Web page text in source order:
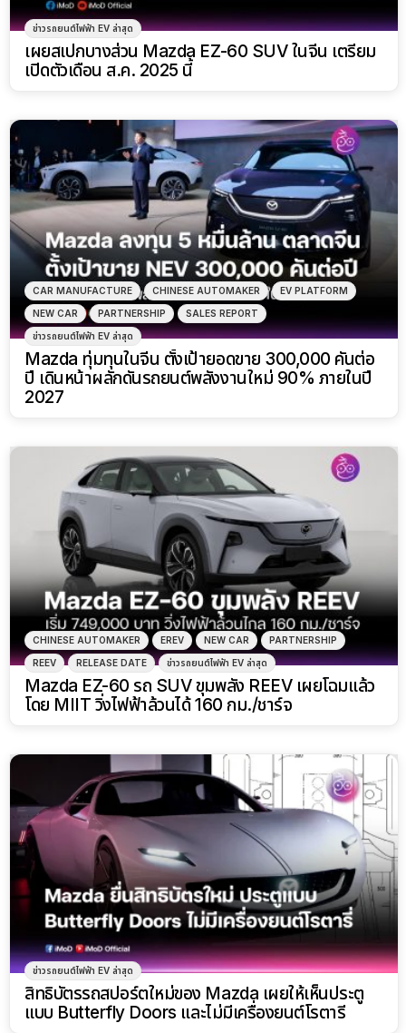
ข่าวรถยนต์ไฟฟ้า EV ล่าสุด
เผยสเปกบางส่วน Mazda EZ-60 SUV ในจีน เตรียม
เปิดตัวเดือน ส.ค. 2025 นี้
CAR MANUFACTURE CHINESE AUTOMAKER EV PLATFORM
NEW CAR PARTNERSHIP SALES REPORT
ข่าวรถยนต์ไฟฟ้า EV ล่าสุด
Mazda ทุ่มทุนในจีน ตั้งเป้ายอดขาย 300,000 คันต่อ
ปี เดินหน้าผลักดันรถยนต์พลังงานใหม่ 90% ภายในปี
2027
CHINESE AUTOMAKER EREV NEW CAR PARTNERSHIP
REEV RELEASE DATE ข่าวรถยนต์ไฟฟ้า EV ล่าสุด
Mazda EZ-60 รถ SUV ขุมพลัง REEV เผยโฉมเเล้ว
โดย MIIT วิ่งไฟฟ้าล้วนได้ 160 กม./ชาร์จ
ข่าวรถยนต์ไฟฟ้า EV ล่าสุด
สิทธิบัตรรถสปอร์ตใหม่ของ Mazda เผยให้เห็นประตู
แบบ Butterfly Doors และไม่มีเครื่องยนต์โรตารี